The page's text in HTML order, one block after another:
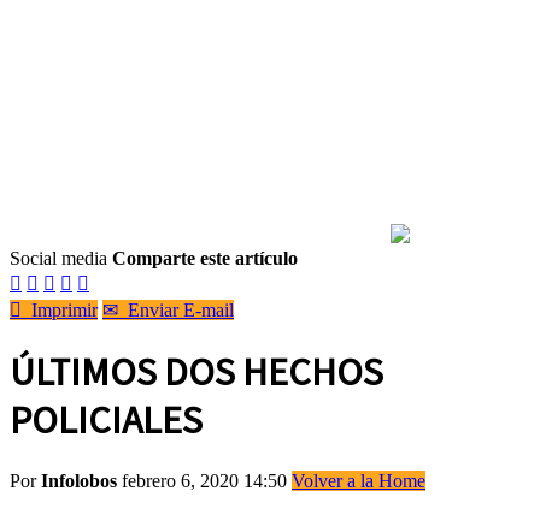
Social media Comparte este artículo
    
 Imprimir ✉ Enviar E-mail
ÚLTIMOS DOS HECHOS
POLICIALES
PorInfolobos febrero 6, 2020 14:50 Volver a la Home